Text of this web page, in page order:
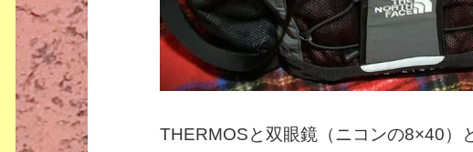
THERMOSと双眼鏡（ニコンの8×40）